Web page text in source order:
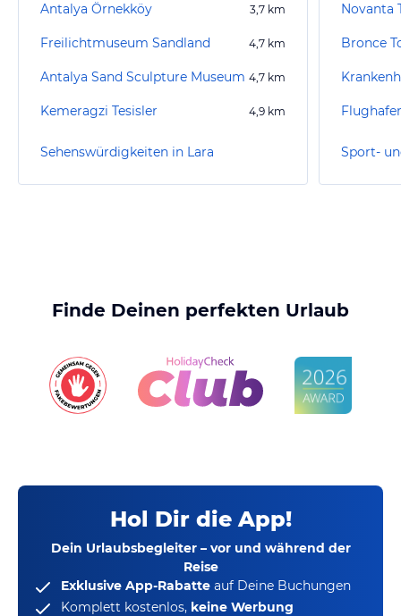
Antalya Örnekköy 3,7 km
Freilichtmuseum Sandland 4,7 km
Antalya Sand Sculpture Museum 4,7 km
Kemeragzi Tesisler 4,9 km
Sehenswürdigkeiten in Lara
Novanta
Bronce
Sport-
Finde Deinen perfekten Urlaub
Hol Dir die App!
Dein Urlaubsbegleiter – vor und während der
Reise
Exklusive App-Rabatte auf Deine Buchungen
Komplett kostenlos, keine Werbung